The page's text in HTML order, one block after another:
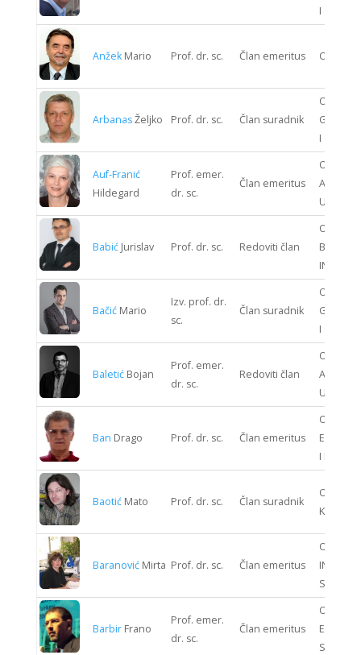
I
Anžek Mario Prof. dr. sc. Član emeritus ODJEL
ArbanasŽeljko Prof. dr. sc. Član suradnik
ODJEL
I
Auf-Franić
Hildegard
Prof. emer.
dr. sc.
Član emeritus
ODJEL
Babić Jurislav Prof. dr. sc. Redoviti član
ODJEL
Bačić Mario
Izv. prof. dr.
sc.
Član suradnik
ODJEL
I
Baletić Bojan
Prof. emer.
dr. sc.
Redoviti član
ODJEL
Ban Drago Prof. dr. sc. Član emeritus
ODJEL
I
Baotić Mato Prof. dr. sc. Član suradnik
ODJEL
Baranović Mirta Prof. dr. sc. Član emeritus
ODJEL
Barbir Frano
Prof. emer.
dr. sc.
Član emeritus
ODJEL